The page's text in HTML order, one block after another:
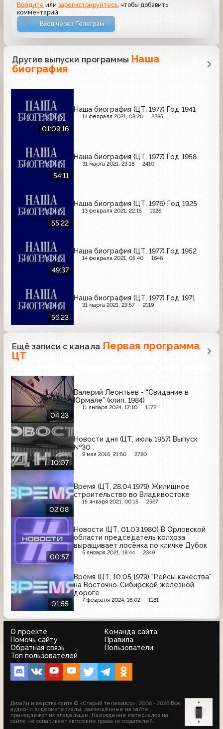
Войдите илизарегистрируйтесь , чтобы добавить
комментарий
Вход через Телеграм
Другие выпуски программы Наша
биография
01:09:16
Наша биография (ЦТ, 1977) Год 1941
14 февраля 2021, 03:20 2285
54:11
Наша биография (ЦТ, 1977) Год 1958
31 марта 2021, 23:18 2410
55:22
Наша биография (ЦТ, 1976) Год 1925
13 февраля 2021, 22:15 1926
49:37
Наша биография (ЦТ, 1977) Год 1952
14 февраля 2021, 05:40 1646
56:23
Наша биография (ЦТ, 1977) Год 1971
31 марта 2021, 23:57 2119
Ещё записи с канала Первая программа
ЦТ
04:23
Валерий Леонтьев - “Свидание в
Юрмале” (клип, 1984)
11 января 2024, 17:10 1172
10:07
Новости дня (ЦТ, июль 1957) Выпуск
№30
9 мая 2016, 21:50 2780
02:08
Время (ЦТ, 28.04.1979) Жилищное
строительство во Владивостоке
15 января 2021, 00:15 2567
00:57
Новости (ЦТ, 01.03.1980) В Орловской
области председатель колхоза
выращивает лосёнка по кличке Дубок
5 января 2021, 18:44 2349
01:55
Время (ЦТ, 10.05.1979) "Рейсы качества"
на Восточно-Сибирской железной
дороге
7 февраля 2024, 16:02 1181
О проекте
Команда сайта
Помочь сайту
Правила
Обратная связь
Пользователи
Топ пользователей
Дизайн и верстка сайта © «Старый телевизор»; 2008 - 2026 Все
аудио- и видеоматериалы, размещённые на сайте,
принадлежат их владельцам. Нахождение материалов на
сайте не оспаривает авторские права их создателей.